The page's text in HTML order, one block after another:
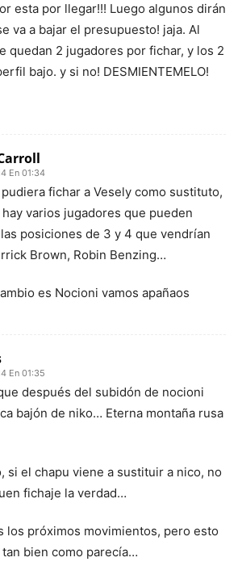
esta por llegar!!! Luego algunos dirán
va a bajar el presupuesto! jaja. Al
quedan 2 jugadores por fichar, y los 2
bajo. y si no! DESMIENTEMELO!
En 01:34
pudiera fichar a Vesely como sustituto,
varios jugadores que pueden
posiciones de 3 y 4 que vendrían
Brown, Robin Benzing…
es Nocioni vamos apañaos
En 01:35
después del subidón de nocioni
bajón de niko… Eterna montaña rusa
si el chapu viene a sustituir a nico, no
fichaje la verdad…
los próximos movimientos, pero esto
bien como parecía…